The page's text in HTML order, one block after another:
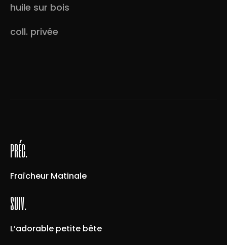
huile sur bois
coll. privée
préc.
Fraîcheur Matinale
suiv.
L’adorable petite bête